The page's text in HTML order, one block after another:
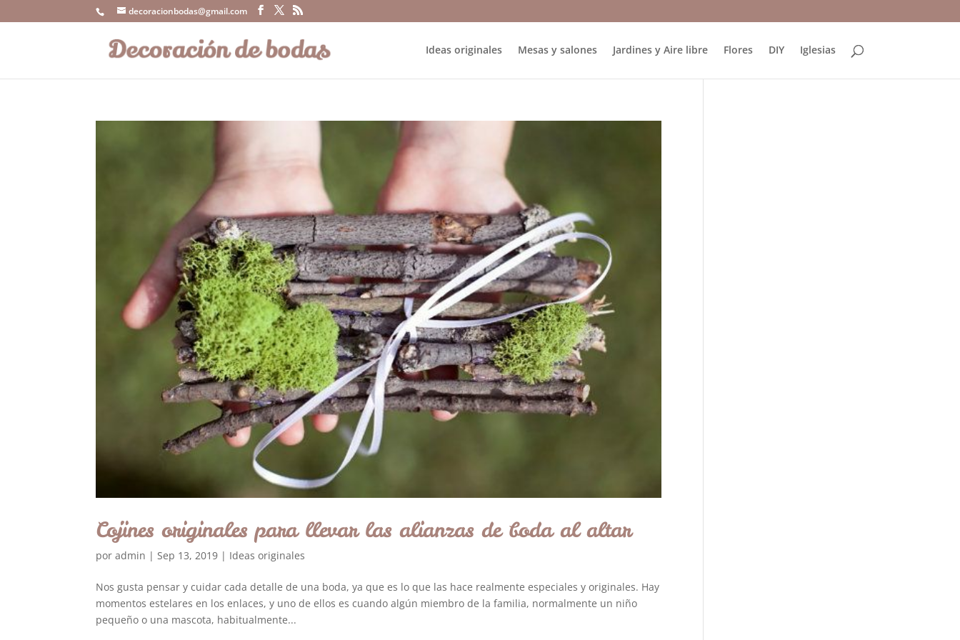
decoracionbodas@gmail.com
Ideas originales Mesas y salones Jardines y Aire libre Flores DIY Iglesias
Cojines originales para llevar las alianzas de boda al altar
poradmin | Sep 13, 2019 | Ideas originales
Nos gusta pensar y cuidar cada detalle de una boda, ya que es lo que las hace realmente especiales y originales. Hay
momentos estelares en los enlaces, y uno de ellos es cuando algún miembro de la familia, normalmente un niño
pequeño o una mascota, habitualmente...